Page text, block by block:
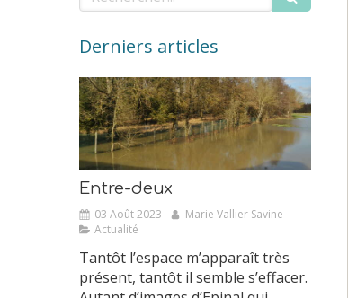
Derniers articles
Entre-deux
03 Août 2023
Marie Vallier Savine
Actualité
Tantôt l’espace m’apparaît très
présent, tantôt il semble s’effacer.